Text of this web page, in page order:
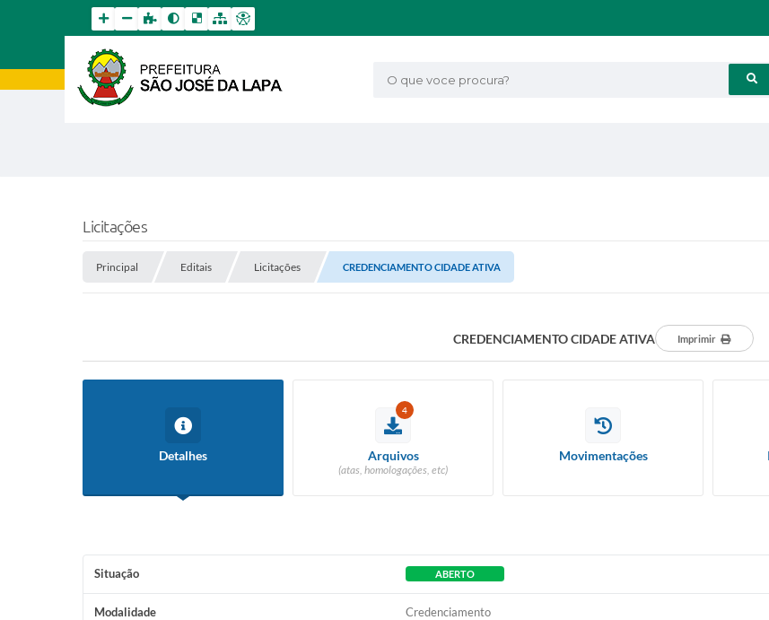
O que voce procura?
Licitações
Principal Editais Licitações CREDENCIAMENTO CIDADE ATIVA
CREDENCIAMENTO CIDADE ATIVA Imprimir
Detalhes
4
Arquivos
(atas, homologações, etc)
Movimentações
Situação ABERTO
Modalidade Credenciamento